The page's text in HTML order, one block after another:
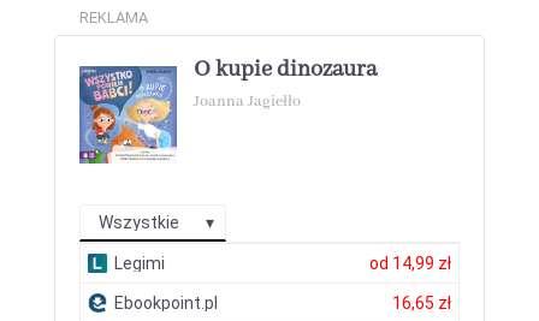
REKLAMA
O kupie dinozaura
Joanna Jagiełło
Wszystkie
Legimi od 14,99 zł
Ebookpoint.pl 16,65 zł